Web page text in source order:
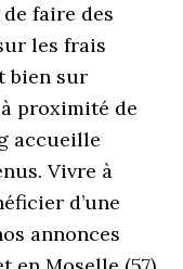
faire des
les frais
bien sur
proximité de
accueille
Vivre à
d’une
annonces